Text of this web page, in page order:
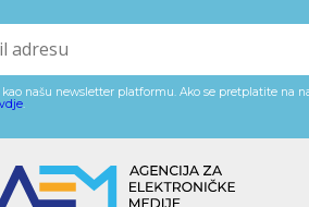
našu newsletter platformu. Ako se pretplatite na
.